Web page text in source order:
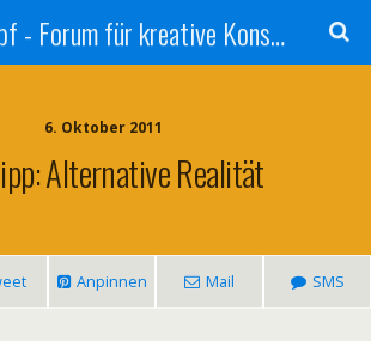
Konsumpf - Forum für kreative Konsumkritik - Culture Jamming, Nachhaltigkeit, Konzernkritik, Adbusting
6. Oktober 2011
Alternative Realität
Anpinnen Mail SMS